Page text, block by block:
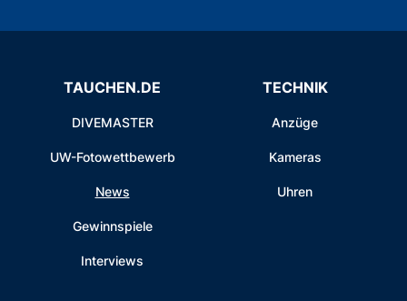
TAUCHEN.DE
DIVEMASTER
UW-Fotowettbewerb
News
Gewinnspiele
Interviews
TECHNIK
Anzüge
Kameras
Uhren